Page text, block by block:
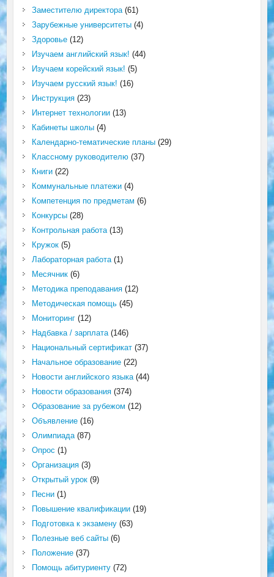
Заместителю директора(61)
Зарубежные университеты(4)
Здоровье(12)
Изучаем английский язык! (44)
Изучаем корейский язык! (5)
Изучаем русский язык! (16)
Инструкция(23)
Интернет технологии(13)
Кабинеты школы(4)
Календарно-тематические планы(29)
Классному руководителю(37)
Книги(22)
Коммунальные платежи(4)
Компетенция по предметам (6)
Конкурсы(28)
Контрольная работа(13)
Кружок(5)
Лабораторная работа(1)
Месячник(6)
Методика преподавания(12)
Методическая помощь(45)
Мониторинг(12)
Надбавка / зарплата(146)
Национальный сертификат(37)
Начальное образование(22)
Новости английского языка(44)
Новости образования(374)
Образование за рубежом (12)
Объявление(16)
Олимпиада(87)
Опрос (1)
Организация(3)
Открытый урок(9)
Песни(1)
Повышение квалификации(19)
Подготовка к экзамену(63)
Полезные веб сайты(6)
Положение(37)
Помощь абитуриенту(72)